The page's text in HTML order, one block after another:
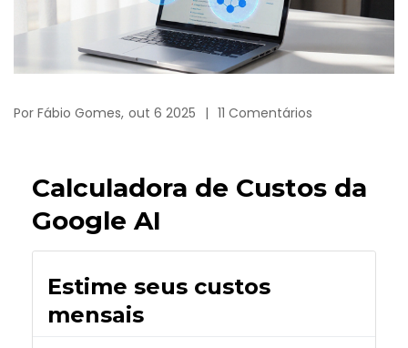
Por Fábio Gomes, out 6 2025 11 Comentários
Calculadora de Custos da
Google AI
Estime seus custos
mensais